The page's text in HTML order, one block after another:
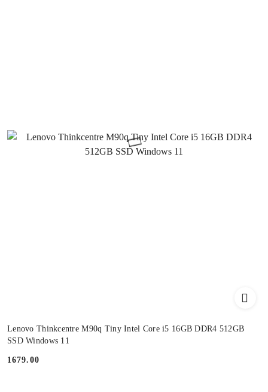
Lenovo Thinkcentre M90q Tiny Intel Core i5 16GB DDR4 512GB
SSD Windows 11
Cena:
1679.00